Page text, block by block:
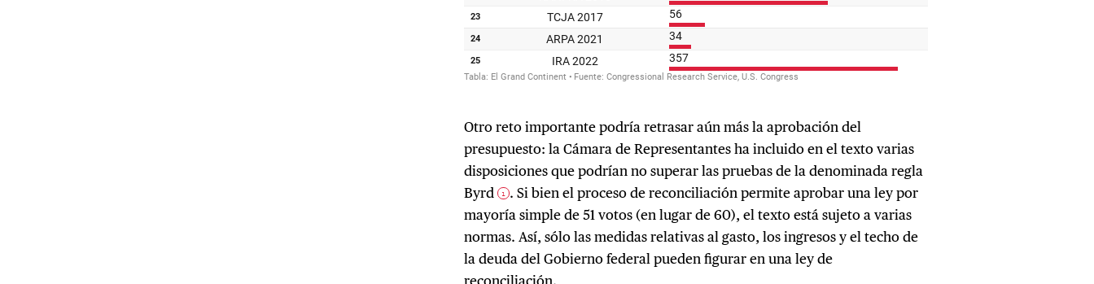
Otro reto importante podría retrasar aún más la aprobación del
presupuesto: la Cámara de Representantes ha incluido en el texto varias
disposiciones que podrían no superar las pruebas de la denominada regla
Byrd 1 . Si bien el proceso de reconciliación permite aprobar una ley por
mayoría simple de 51 votos (en lugar de 60), el texto está sujeto a varias
normas. Así, sólo las medidas relativas al gasto, los ingresos y el techo de
la deuda del Gobierno federal pueden figurar en una ley de
reconciliación.